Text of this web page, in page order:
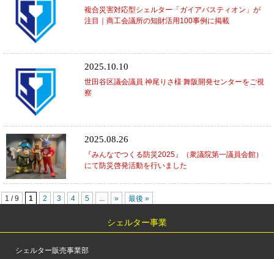
複合災害対応型シェルター「ガイアバスティオン」が
注目｜商工会議所の知財活用100事例に掲載
2025.10.10
世田谷区議会議員 神尾りさ様 舞阪開発センターをご視
察
2025.08.26
『みんなでつくる防災2025』（衆議院第一議員会館）
にて防災啓発活動を行いました
1 / 9 1 2 3 4 5 » 最後 »
シェルター事業
シェルター販売事業部